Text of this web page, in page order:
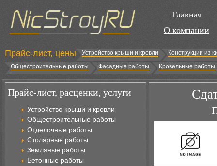
Главная
О компании
Прайс-лист, цены Устройство крыши и кровли
Конструкции из
Общестроительные работы
Фасадные работы Кровельные работы
Прайс-лист, расценки, услуги
Устройство крыши и кровли
Общестроительные работы
Отделочные работы
Столярные работы
Земляные работы
Бетонные работы